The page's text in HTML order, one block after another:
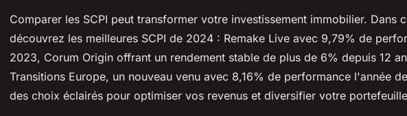
Comparer les SCPI peut transformer votre investissement immobilier. Dans
découvrez les meilleures SCPI de 2024 : Remake Live avec 9,79% de
2023, Corum Origin offrant un rendement stable de plus de 6% depuis 12
Transitions Europe, un nouveau venu avec 8,16% de performance l'année
des choix éclairés pour optimiser vos revenus et diversifier votre